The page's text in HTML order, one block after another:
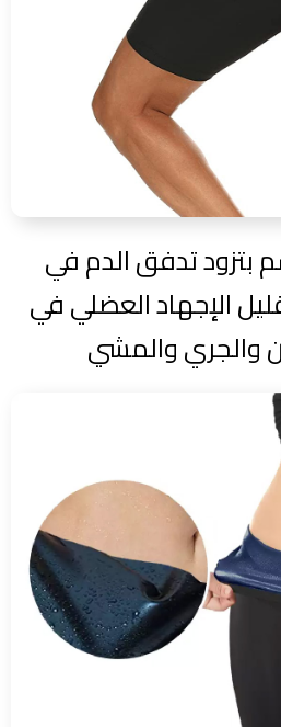
بتزود تدفق الدم في
الإجهاد العضلي في
والجري والمشي